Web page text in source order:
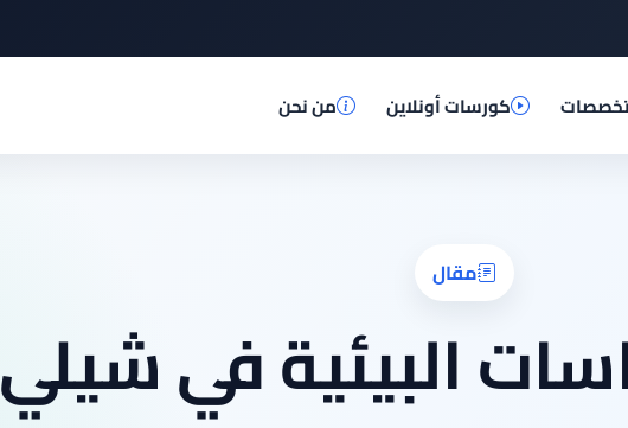
كورسات أونلاين من نحن
مقال
البيئية في شيلي